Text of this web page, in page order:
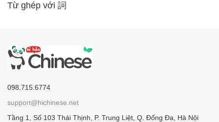
Từ ghép với 詞
098.715.6774
support@hichinese.net
Tầng 1, Số 103 Thái Thịnh, P. Trung Liệt, Q. Đống Đa, Hà Nội